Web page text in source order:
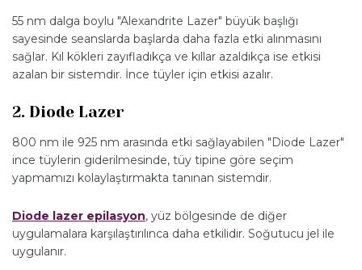
55 nm dalga boylu "Alexandrite Lazer" büyük başlığı
sayesinde seanslarda başlarda daha fazla etki alınmasını
sağlar. Kıl kökleri zayıfladıkça ve kıllar azaldıkça ise etkisi
azalan bir sistemdir. İnce tüyler için etkisi azalır.
2. Diode Lazer
800 nm ile 925 nm arasında etki sağlayabilen "Diode Lazer"
ince tüylerin giderilmesinde, tüy tipine göre seçim
yapmamızı kolaylaştırmakta tanınan sistemdir.
Diode lazer epilasyon, yüz bölgesinde de diğer
uygulamalara karşılaştırılınca daha etkilidir. Soğutucu jel ile
uygulanır.